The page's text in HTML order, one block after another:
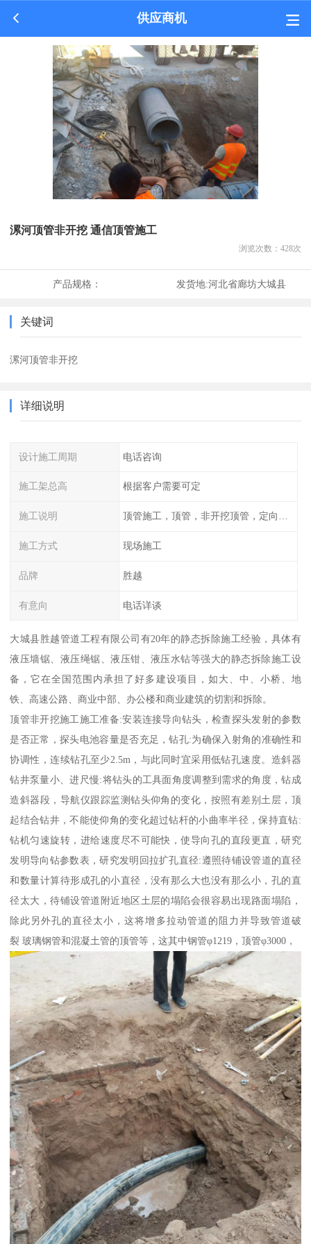
供应商机
漯河顶管非开挖 通信顶管施工
浏览次数： 428次
产品规格： 发货地:河北省廊坊大城县
关键词
漯河顶管非开挖
详细说明
设计施工周期 电话咨询
施工架总高 根据客户需要可定
施工说明 顶管施工，顶管，非开挖顶管，定向钻穿越
施工方式 现场施工
品牌 胜越
有意向 电话详谈
大城县胜越管道工程有限公司有20年的静态拆除施工经验，具体有
液压墙锯、液压绳锯、液压钳、液压水钻等强大的静态拆除施工设
备，它在全国范围内承担了好多建设项目，如大、中、小桥、地
铁、高速公路、商业中部、办公楼和商业建筑的切割和拆除。
顶管非开挖施工施工准备:安装连接导向钻头，检查探头发射的参数
是否正常，探头电池容量是否充足，钻孔:为确保入射角的准确性和
协调性，连续钻孔至少2.5m，与此同时宜采用低钻孔速度。造斜器
钻井泵量小、进尺慢:将钻头的工具面角度调整到需求的角度，钻成
造斜器段，导航仪跟踪监测钻头仰角的变化，按照有差别土层，顶
起结合钻井，不能使仰角的变化超过钻杆的小曲率半径，保持直钻:
钻机匀速旋转，进给速度尽不可能快，使导向孔的直段更直，研究
发明导向钻参数表，研究发明回拉扩孔直径:遵照待铺设管道的直径
和数量计算待形成孔的小直径，没有那么大也没有那么小，孔的直
径太大，待铺设管道附近地区土层的塌陷会很容易出现路面塌陷，
除此另外孔的直径太小，这将增多拉动管道的阻力并导致管道破
裂 玻璃钢管和混凝土管的顶管等，这其中钢管φ1219，顶管φ3000，